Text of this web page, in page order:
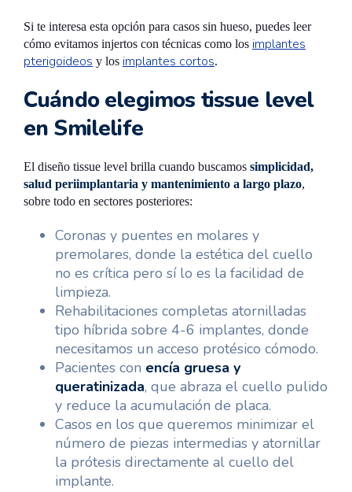
Si te interesa esta opción para casos sin hueso, puedes leer
cómo evitamos injertos con técnicas como los implantes
pterigoideos y los implantes cortos.
Cuándo elegimos tissue level
en Smilelife
El diseño tissue level brilla cuando buscamos simplicidad,
salud periimplantaria y mantenimiento a largo plazo,
sobre todo en sectores posteriores:
Coronas y puentes en molares y
premolares, donde la estética del cuello
no es crítica pero sí lo es la facilidad de
limpieza.
Rehabilitaciones completas atornilladas
tipo híbrida sobre 4-6 implantes, donde
necesitamos un acceso protésico cómodo.
Pacientes con encía gruesa y
queratinizada, que abraza el cuello pulido
y reduce la acumulación de placa.
Casos en los que queremos minimizar el
número de piezas intermedias y atornillar
la prótesis directamente al cuello del
implante.